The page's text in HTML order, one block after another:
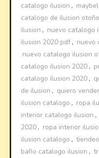
catalogo ilusion ,
catalogo de ilusion
ilusion , nuevo catalogo
ilusion 2020 pdf , nuevo
nuevo catalogo ilusion
catalogo ilusion 2020 ,
catalogo ilusion 2020 ,
de ilusion , quiero
ilusion catalogo , ropa
interior catalogo ilusion ,
2020 , ropa interior
ilusion catalogo ,
baño catalogo ilusion ,